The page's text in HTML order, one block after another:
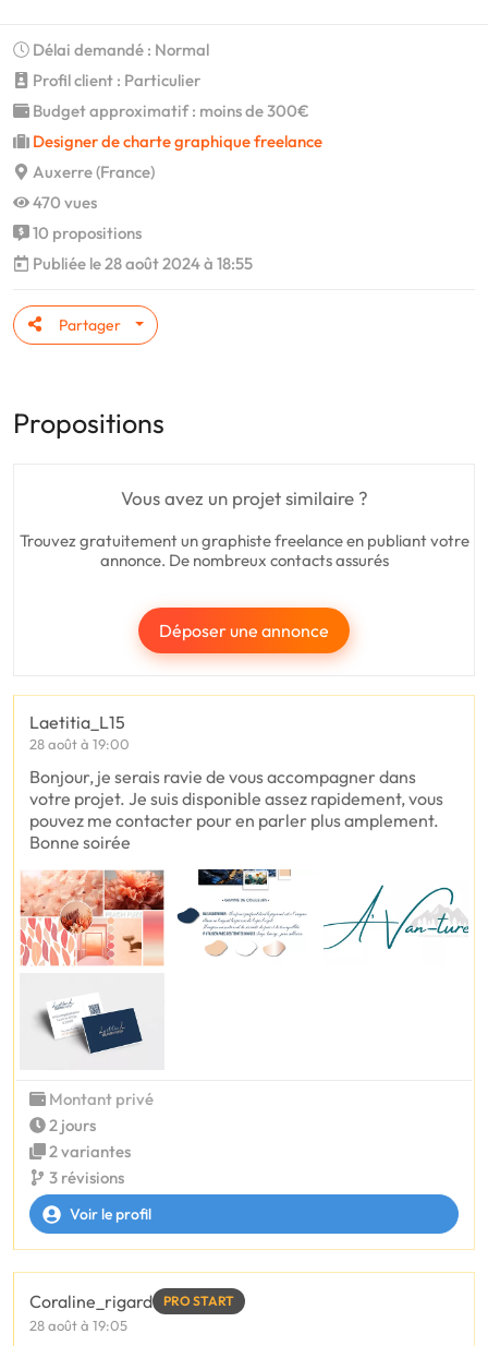
Délai demandé : Normal
Profil client : Particulier
Budget approximatif : moins de 300€
Designer de charte graphique freelance
Auxerre (France)
470 vues
10 propositions
Publiée le 28 août 2024 à 18:55
Partager
Propositions
Vous avez un projet similaire ?
Trouvez gratuitement un graphiste freelance en publiant votre
annonce. De nombreux contacts assurés
Déposer une annonce
Laetitia_L15
28 août à 19:00
Bonjour, je serais ravie de vous accompagner dans
votre projet. Je suis disponible assez rapidement, vous
pouvez me contacter pour en parler plus amplement.
Bonne soirée
Montant privé
2 jours
2 variantes
3 révisions
Voir le profil
Coraline_rigard PRO START
28 août à 19:05